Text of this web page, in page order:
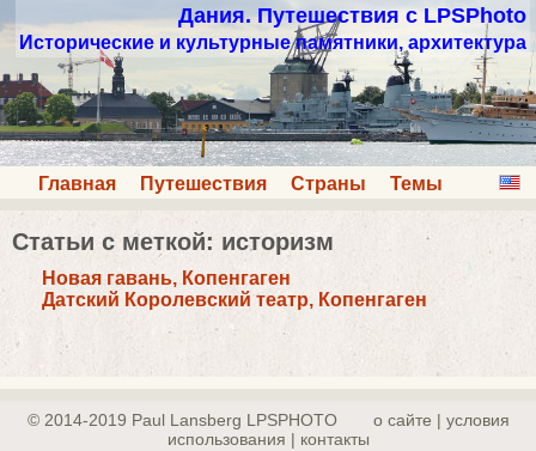
Дания. Путешествия с LPSPhoto
Исторические и культурные памятники, архитектура
Главная Путешествия Страны Темы
Статьи с меткой: историзм
Новая гавань, Копенгаген
Датский Королевский театр, Копенгаген
© 2014-2019 Paul Lansberg LPSPHOTO
о сайте | yсловия
использования | контакты